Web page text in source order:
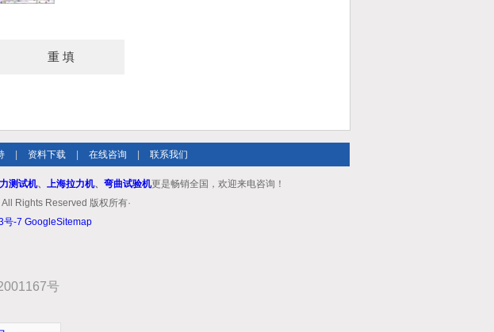
资料下载 在线咨询 联系我们
测试机、 上海拉力机、 弯曲试验机更是畅销全国，欢迎来电咨询！
Rights Reserved 版权所有·
号-7 GoogleSitemap
号